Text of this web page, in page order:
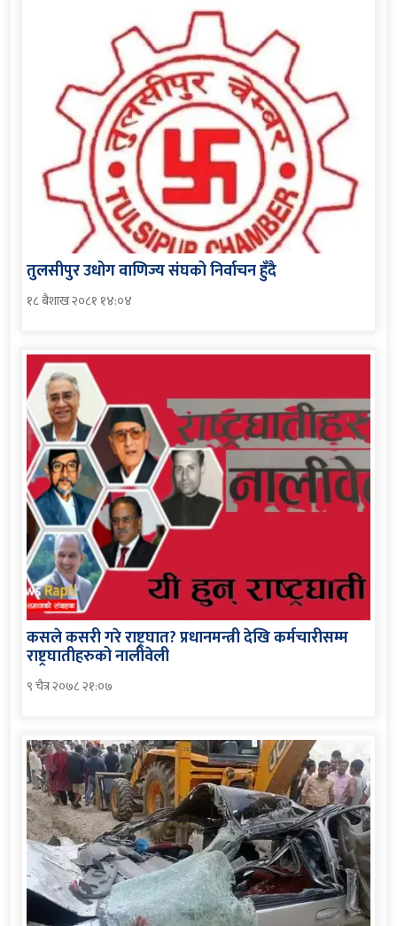
तुलसीपुर उधोग वाणिज्य संघको निर्वाचन हुँदै
१८ बैशाख २०८१ १४:०४
कसले कसरी गरे राष्ट्रघात? प्रधानमन्त्री देखि कर्मचारीसम्म
राष्ट्रघातीहरुको नालीवेली
९ चैत्र २०७८ २१:०७